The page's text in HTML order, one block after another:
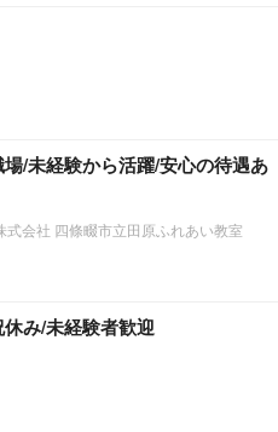
/未経験から活躍/安心の待遇あ
会社 四條畷市立田原ふれあい教室
み/未経験者歓迎